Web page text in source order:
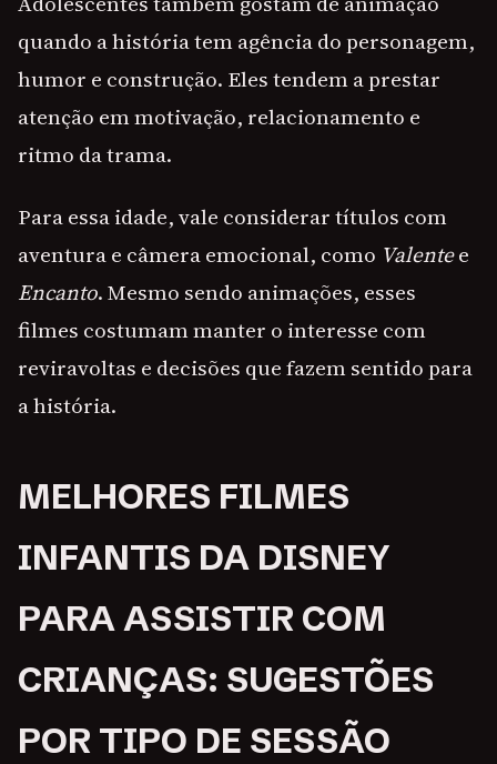
quando a história tem agência do personagem,
humor e construção. Eles tendem a prestar
atenção em motivação, relacionamento e
ritmo da trama.
Para essa idade, vale considerar títulos com
aventura e câmera emocional, como Valentee
Encanto. Mesmo sendo animações, esses
filmes costumam manter o interesse com
reviravoltas e decisões que fazem sentido para
a história.
MELHORES FILMES
INFANTIS DA DISNEY
PARA ASSISTIR COM
CRIANÇAS: SUGESTÕES
POR TIPO DE SESSÃO